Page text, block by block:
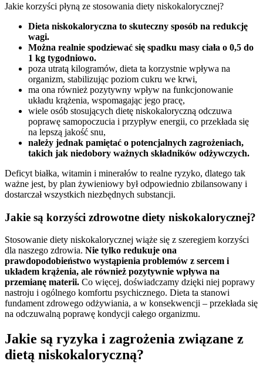
Jakie korzyści płyną ze stosowania diety niskokalorycznej?
Dieta niskokaloryczna to skuteczny sposób na redukcję
wagi.
Można realnie spodziewać się spadku masy ciała o 0,5 do
1 kg tygodniowo.
poza utratą kilogramów, dieta ta korzystnie wpływa na
organizm, stabilizując poziom cukru we krwi,
ma ona również pozytywny wpływ na funkcjonowanie
układu krążenia, wspomagając jego pracę,
wiele osób stosujących dietę niskokaloryczną odczuwa
poprawę samopoczucia i przypływ energii, co przekłada się
na lepszą jakość snu,
należy jednak pamiętać o potencjalnych zagrożeniach,
takich jak niedobory ważnych składników odżywczych.
Deficyt białka, witamin i minerałów to realne ryzyko, dlatego tak
ważne jest, by plan żywieniowy był odpowiednio zbilansowany i
dostarczał wszystkich niezbędnych substancji.
Jakie są korzyści zdrowotne diety niskokalorycznej?
Stosowanie diety niskokalorycznej wiąże się z szeregiem korzyści
dla naszego zdrowia. Nie tylko redukuje ona
prawdopodobieństwo wystąpienia problemów z sercem i
układem krążenia, ale również pozytywnie wpływa na
przemianę materii. Co więcej, doświadczamy dzięki niej poprawy
nastroju i ogólnego komfortu psychicznego. Dieta ta stanowi
fundament zdrowego odżywiania, a w konsekwencji – przekłada się
na odczuwalną poprawę kondycji całego organizmu.
Jakie są ryzyka i zagrożenia związane z
dietą niskokaloryczną?